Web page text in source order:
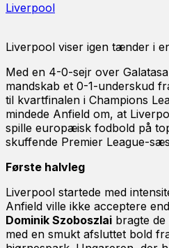
Liverpool
Liverpool viser igen tænder i
Med en 4-0-sejr over
mandskab et 0-1-underskud
til kvartfinalen i Champions
mindede Anfield om, at
spille europæisk fodbold på
skuffende Premier League-
Første halvleg
Liverpool startede med
Anfield ville ikke acceptere
Dominik Szoboszlai bragte
med en smukt afsluttet bold